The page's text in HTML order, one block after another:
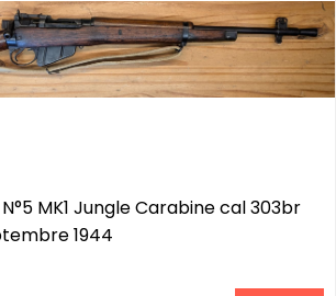
MK1 Jungle Carabine cal 303br
1944